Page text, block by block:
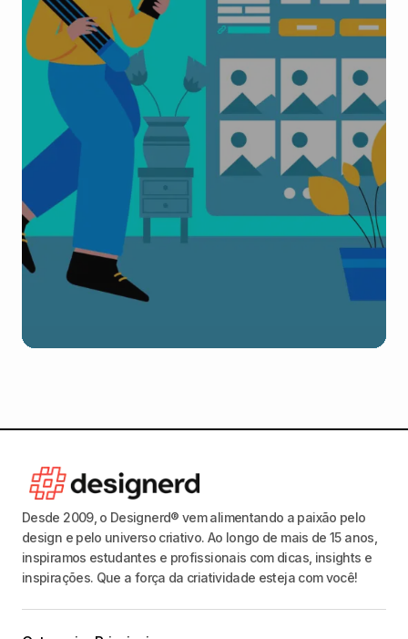
Desde 2009, o Designerd® vem alimentando a paixão pelo
design e pelo universo criativo. Ao longo de mais de 15 anos,
inspiramos estudantes e profissionais com dicas, insights e
inspirações. Que a força da criatividade esteja com você!